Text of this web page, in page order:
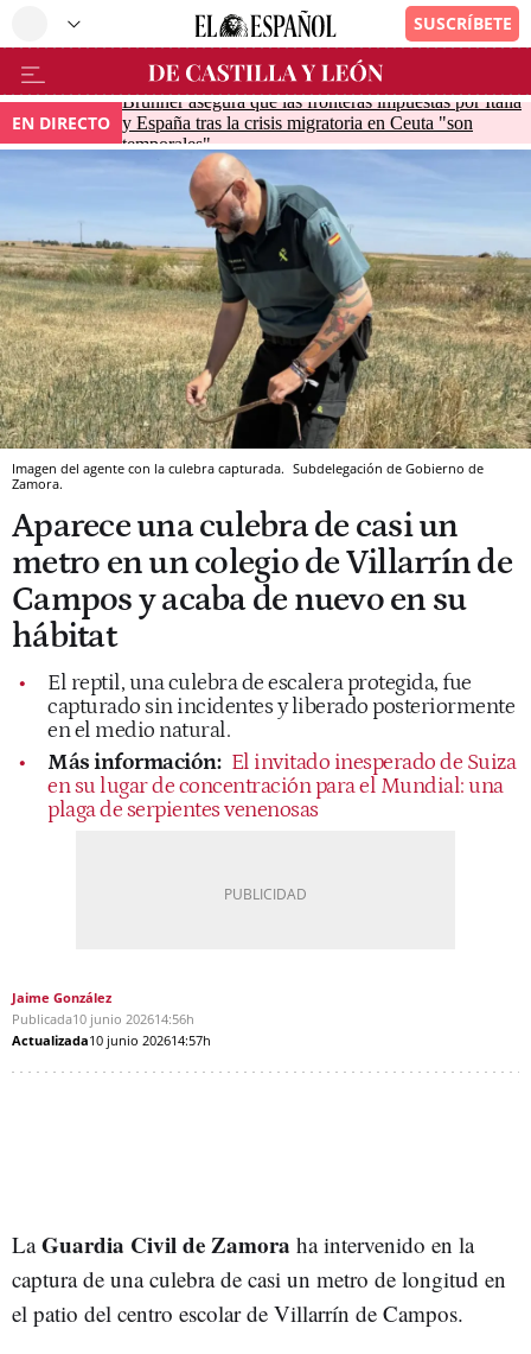
EN DIRECTO
Brunner asegura que las fronteras impuestas por Italia
y España tras la crisis migratoria en Ceuta "son
temporales"
Imagen del agente con la culebra capturada. Subdelegación de Gobierno de
Zamora.
Aparece una culebra de casi un
metro en un colegio de Villarrín de
Campos y acaba de nuevo en su
hábitat
El reptil, una culebra de escalera protegida, fue
capturado sin incidentes y liberado posteriormente
en el medio natural.
Más información: El invitado inesperado de Suiza
en su lugar de concentración para el Mundial: una
plaga de serpientes venenosas
Jaime González
Publicada10 junio 202614:56h
Actualizada10 junio 202614:57h
LaGuardia Civil de Zamora ha intervenido en la
captura de una culebra de casi un metro de longitud en
el patio del centro escolar de Villarrín de Campos.